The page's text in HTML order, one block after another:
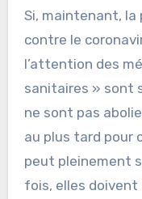
Si, maintenant, la
contre le
l’attention des
sanitaires » sont
ne sont pas
au plus tard pour
peut pleinement
fois, elles